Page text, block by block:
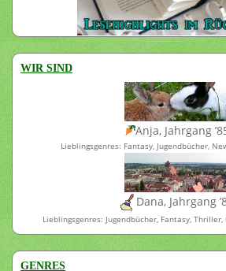
WIR SIND
Anja, Jahrgang
Lieblingsgenres: Fantasy, Jugendbücher,
Dana, Jahrgang
Lieblingsgenres: Jugendbücher, Fantasy, Thriller,
GENRES